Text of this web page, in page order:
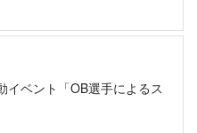
イベント「OB選手によるス